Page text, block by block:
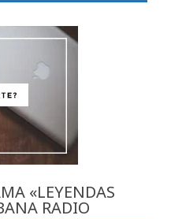
«LEYENDAS
RADIO